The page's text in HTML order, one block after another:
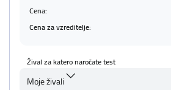
Cena:
Cena za vzreditelje:
Žival za katero naročate test
Moje živali